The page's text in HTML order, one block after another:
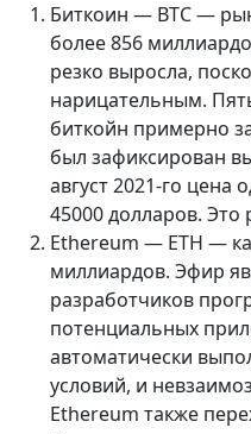
Биткоин — BTC —
более 856
резко выросла,
нарицательным.
биткойн примерно
был зафиксирован
август 2021-го цена
45000 долларов. Это
Ethereum — ETH —
миллиардов. Эфир
разработчиков
потенциальных
автоматически
условий, и
Ethereum также